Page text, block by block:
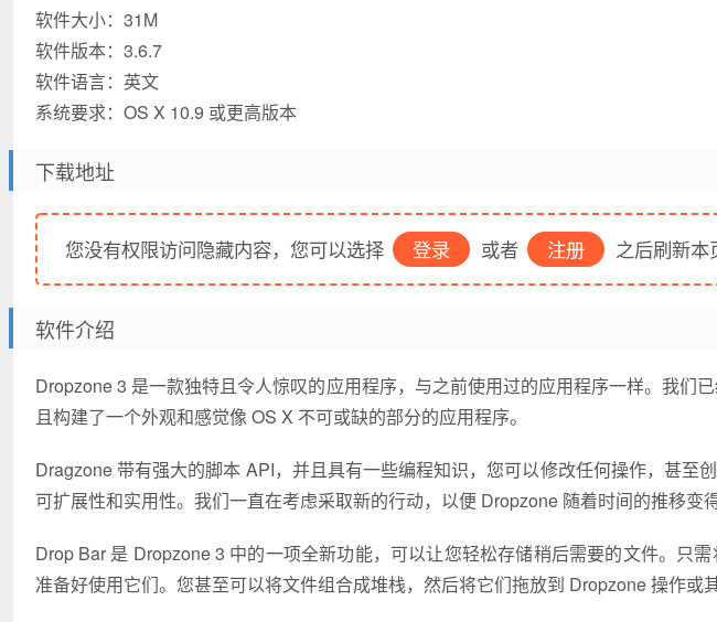
软件大小：31M
软件版本：3.6.7
软件语言：英文
系统要求：OS X 10.9 或更高版本
下载地址
您没有权限访问隐藏内容，您可以选择 登录 或者 注册 之后刷新本
软件介绍
Dropzone 3 是一款独特且令人惊叹的应用程序，与之前使用过的应用程序一样。我们
且构建了一个外观和感觉像 OS X 不可或缺的部分的应用程序。
Dragzone 带有强大的脚本 API，并且具有一些编程知识，您可以修改任何操作，甚至
可扩展性和实用性。我们一直在考虑采取新的行动，以便 Dropzone 随着时间的推移变
Drop Bar 是 Dropzone 3 中的一项全新功能，可以让您轻松存储稍后需要的文件。只
准备好使用它们。您甚至可以将文件组合成堆栈，然后将它们拖放到 Dropzone 操作或